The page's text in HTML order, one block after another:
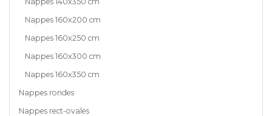
Nappes 160x200 cm
Nappes 160x250 cm
Nappes 160x300 cm
Nappes 160x350 cm
Nappes rondes
Nappes rect-ovales